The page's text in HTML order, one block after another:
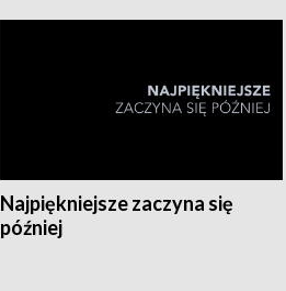
Najpiękniejsze zaczyna się
później